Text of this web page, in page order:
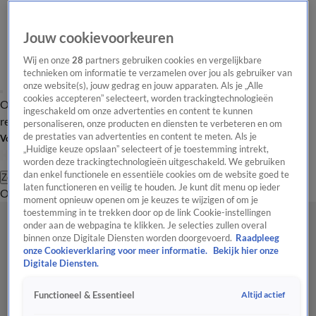
Overzicht Laatste nieuws Regionieuws Het beste van Hart
Tip de
redactie
Volg Hart van Nederland
Zoeken
OverzichtRegioUitzendingenWeerTip de redactiePanelVideo's
Jouw cookievoorkeuren
Wij en onze28 partners gebruiken cookies en vergelijkbare
technieken om informatie te verzamelen over jou als gebruiker van
onze website(s), jouw gedrag en jouw apparaten. Als je „Alle
cookies accepteren” selecteert, worden trackingtechnologieën
ingeschakeld om onze advertenties en content te kunnen
personaliseren, onze producten en diensten te verbeteren en om
de prestaties van advertenties en content te meten. Als je
„Huidige keuze opslaan” selecteert of je toestemming intrekt,
worden deze trackingtechnologieën uitgeschakeld. We gebruiken
dan enkel functionele en essentiële cookies om de website goed te
laten functioneren en veilig te houden. Je kunt dit menu op ieder
moment opnieuw openen om je keuzes te wijzigen of om je
toestemming in te trekken door op de link Cookie-instellingen
onder aan de webpagina te klikken. Je selecties zullen overal
binnen onze Digitale Diensten worden doorgevoerd. Raadpleeg
onze Cookieverklaring voor meer informatie.
Bekijk hier onze
Digitale Diensten.
Functioneel & Essentieel Altijd actief